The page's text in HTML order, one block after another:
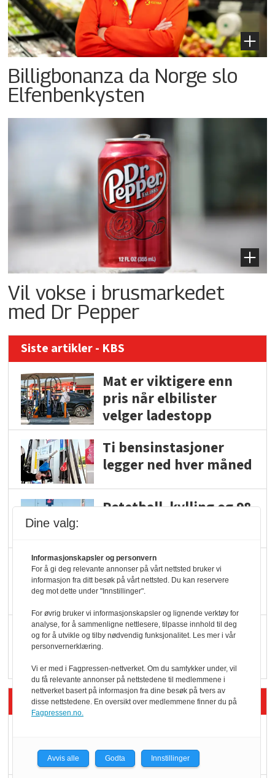
Billigbonanza da Norge slo
Elfenbenkysten
Vil vokse i brusmarkedet
med Dr Pepper
Siste artikler - KBS
Mat er viktigere enn
pris når elbilister
velger ladestopp
Ti bensinstasjoner
legger ned hver måned
Potetball, kylling og 98
KBS-bransjen i
endring: Stadig større
serveringstilbud
Vokser med ferdigmat
i dagligvare
Siste artikler - Butikk i praksis
dundrer videre
Dine valg:
Informasjonskapsler og personvern
For å gi deg relevante annonser på vårt nettsted bruker vi
informasjon fra ditt besøk på vårt nettsted. Du kan reservere
deg mot dette under "Innstillinger".
For øvrig bruker vi informasjonskapsler og lignende verktøy for
analyse, for å sammenligne nettlesere, tilpasse innhold til deg
og for å utvikle og tilby nødvendig funksjonalitet. Les mer i vår
personvernerklæring.
Vi er med i Fagpressen-nettverket. Om du samtykker under, vil
du få relevante annonser på nettstedene til medlemmene i
nettverket basert på informasjon fra dine besøk på tvers av
disse nettstedene. En oversikt over medlemmene finner du på
Fagpressen.no.
Avvis alle Godta Innstillinger